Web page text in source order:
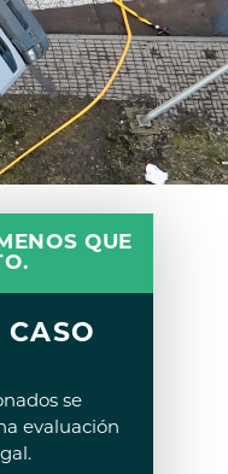
QUE
se
evaluación